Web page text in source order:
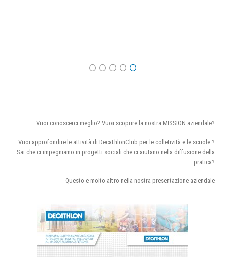
Vuoi conoscerci meglio? Vuoi scoprire la nostra MISSION aziendale?
Vuoi approfondire le attività di DecathlonClub per le colletività e le scuole ?
Sai che ci impegniamo in progetti sociali che ci aiutano nella diffusione della
pratica?
Questo e molto altro nella nostra presentazione aziendale